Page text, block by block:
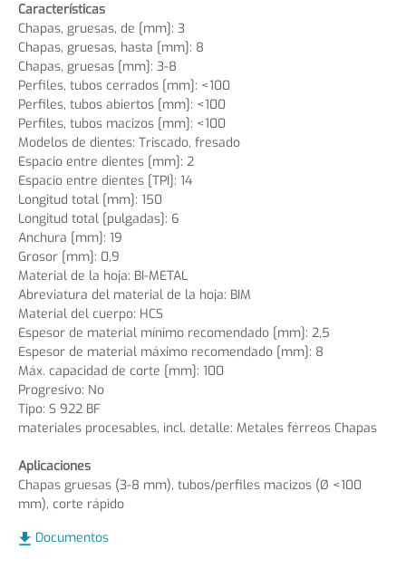
Características
Chapas, gruesas, de [mm]: 3
Chapas, gruesas, hasta [mm]: 8
Chapas, gruesas [mm]: 3-8
Perfiles, tubos cerrados [mm]: <100
Perfiles, tubos abiertos [mm]: <100
Perfiles, tubos macizos [mm]: <100
Modelos de dientes: Triscado, fresado
Espacio entre dientes [mm]: 2
Espacio entre dientes [TPI]: 14
Longitud total [mm]: 150
Longitud total [pulgadas]: 6
Anchura [mm]: 19
Grosor [mm]: 0,9
Material de la hoja: BI-METAL
Abreviatura del material de la hoja: BIM
Material del cuerpo: HCS
Espesor de material mínimo recomendado [mm]: 2,5
Espesor de material máximo recomendado [mm]: 8
Máx. capacidad de corte [mm]: 100
Progresivo: No
Tipo: S 922 BF
materiales procesables, incl. detalle: Metales férreos Chapas
Aplicaciones
Chapas gruesas (3-8 mm), tubos/perfiles macizos (Ø <100
mm), corte rápido
Documentos